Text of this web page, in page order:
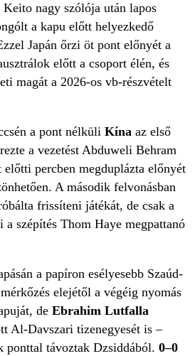
nagy szólója után lapos
a kapu előtt helyezkedő
Japán őrzi öt pont előnyét a
előtt a csoport élén, és
magát a 2026-os vb-részvételt
a pont nélküli Kína az első
a vezetést Abduweli Behram
percben megduplázta előnyét
A második felvonásban
frissíteni játékát, de csak a
a szépítés Thom Haye megpattanó
a papíron esélyesebb Szaúd-
elejétől a végéig nyomás
de Ebrahim Lutfalla
Al-Davszari tizenegyesét is –
ponttal távoztak Dzsiddából. 0–0